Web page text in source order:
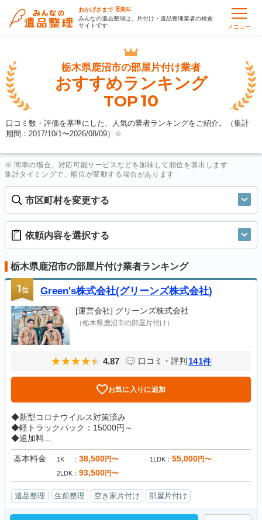
おかげさまで 8周年
みんなの遺品整理は、片付け・遺品整理業者の検索
サイトです
メニュー
栃木県鹿沼市の部屋片付け業者
おすすめランキング
TOP10
口コミ数・評価を基準にした、人気の業者ランキングをご紹介。（集計
期間：2017/10/1〜2026/08/09） ※
※ 同率の場合、対応可能サービスなどを加味して順位を算出します
集計タイミングで、順位が変動する場合があります
市区町村を変更する
依頼内容を選択する
栃木県鹿沼市の部屋片付け業者ランキング
1位 Green's株式会社(グリーンズ株式会社)
[運営会社] グリーンズ株式会社
（栃木県鹿沼市の部屋片付け）
4.87 口コミ・評判 141件
お気に入りに追加
◆新型コロナウイルス対策済み
◆軽トラックパック：15000円～
◆追加料...
基本料金 1K 38,500円〜 1LDK 55,000円〜
2LDK 93,500円〜
遺品整理 生前整理 空き家片付け 部屋片付け